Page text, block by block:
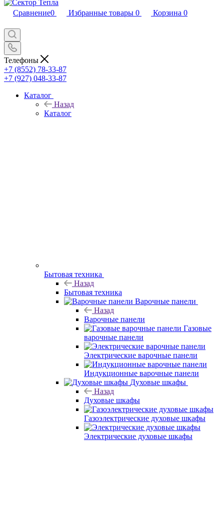
Сравнение0 Избранные товары 0 Корзина 0
Телефоны
+7 (8552) 78-33-87
+7 (927) 048-33-87
Каталог
Назад
Каталог
Бытовая техника
Назад
Бытовая техника
Варочные панели
Назад
Варочные панели
Газовые
варочные панели
Электрические варочные панели
Индукционные варочные панели
Духовые шкафы
Назад
Духовые шкафы
Газоэлектрические духовые шкафы
Электрические духовые шкафы